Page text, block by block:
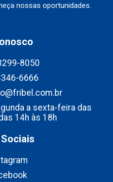
nossas oportunidades.
8050
6666
a sexta-feira das
14h às 18h